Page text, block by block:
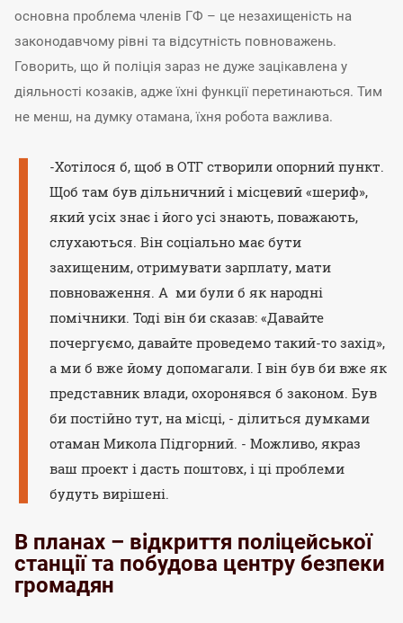
основна проблема членів ГФ – це незахищеність на
законодавчому рівні та відсутність повноважень.
Говорить, що й поліція зараз не дуже зацікавлена у
діяльності козаків, адже їхні функції перетинаються. Тим
не менш, на думку отамана, їхня робота важлива.
-Хотілося б, щоб в ОТГ створили опорний пункт.
Щоб там був дільничний і місцевий «шериф»,
який усіх знає і його усі знають, поважають,
слухаються. Він соціально має бути
захищеним, отримувати зарплату, мати
повноваження. А ми були б як народні
помічники. Тоді він би сказав: «Давайте
почергуємо, давайте проведемо такий-то захід»,
а ми б вже йому допомагали. І він був би вже як
представник влади, охоронявся б законом. Був
би постійно тут, на місці, - ділиться думками
отаман Микола Підгорний. - Можливо, якраз
ваш проект і дасть поштовх, і ці проблеми
будуть вирішені.
В планах – відкриття поліцейської
станції та побудова центру безпеки
громадян